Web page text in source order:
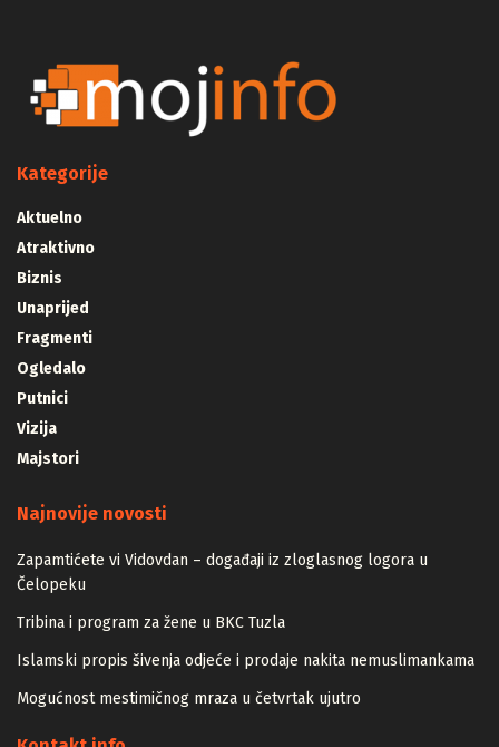
Kategorije
Aktuelno
Atraktivno
Biznis
Unaprijed
Fragmenti
Ogledalo
Putnici
Vizija
Majstori
Najnovije novosti
Zapamtićete vi Vidovdan – događaji iz zloglasnog logora u
Čelopeku
Tribina i program za žene u BKC Tuzla
Islamski propis šivenja odjeće i prodaje nakita nemuslimankama
Mogućnost mestimičnog mraza u četvrtak ujutro